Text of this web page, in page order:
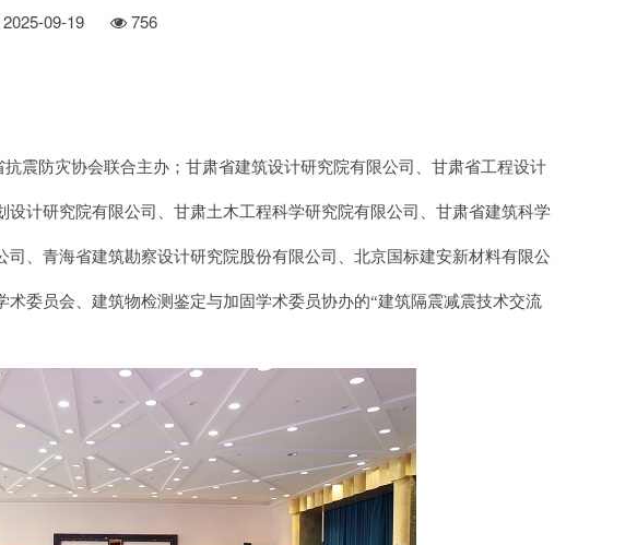
09-19 756
震防灾协会联合主办；甘肃省建筑设计研究院有限公司、甘肃省工程设计
计研究院有限公司、甘肃土木工程科学研究院有限公司、甘肃省建筑科学
、青海省建筑勘察设计研究院股份有限公司、北京国标建安新材料有限公
委员会、建筑物检测鉴定与加固学术委员协办的“建筑隔震减震技术交流